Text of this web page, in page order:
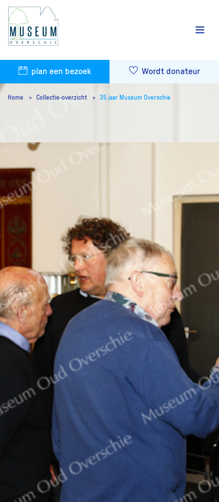
plan een bezoek Wordt donateur
Home Collectie-overzicht 35 jaar Museum Overschie